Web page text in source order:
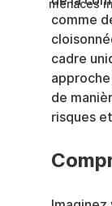
menaces
comme
cadre
de
risques